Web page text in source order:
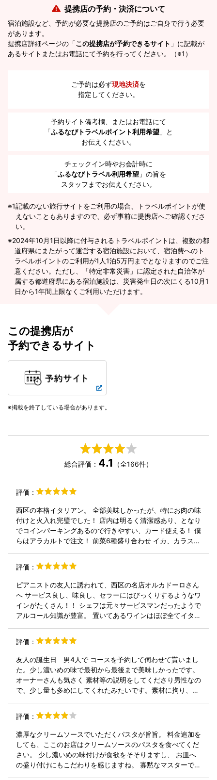
提携店の予約・決済について
宿泊施設など、予約が必要な提携店のご予約はご自身で行う必要
があります。
提携店詳細ページの「この提携店が予約できるサイト 」に記載が
あるサイトまたはお電話にて予約を行ってください。（※1）
ご予約は必ず現地決済を
指定してください。
予約サイト備考欄、またはお電話にて
「ふるなびトラベルポイント利用希望 」と
お伝えください。
チェックイン時やお会計時に
「ふるなびトラベル利用希望 」の旨を
スタッフまでお伝えください。
※1記載のない旅行サイトをご利用の場合、トラベルポイントが使
えないこともありますので、必ず事前に提携店へご確認くださ
い。
2024年10月1日以降に付与されるトラベルポイントは、複数の都
道府県にまたがって運営する宿泊施設において、宿泊費へのト
ラベルポイントのご利用が1人1泊5万円までとなりますのでご注
意ください。ただし、「特定非常災害」に認定された自治体が
属する都道府県にある宿泊施設は、災害発生日の次にくる10月1
日から1年間上限なくご利用いただけます。
この提携店が
予約できるサイト
掲載を終了している場合があります。
総合評価： 4.1 （全166件）
評価：
西区の本格イタリアン。 全部美味しかったが、特にお肉の味
付けと火入れ完璧でした！ 店内は明るく清潔感あり、となり
でコインパーキングあるので行きやすい、カード使える！ 僕
らはアラカルトで注文！ 前菜6種盛り合わせ イカ、カラスミ
店主さんからはこだわりをちゃんと感じれる本格的なお店
で、大満足。ご馳走様でした！
評価：
ピアニストの友人に誘われて、西区の名店オルカドーロさん
へ サービス良し、味良し、セラーにはびっくりするようなワ
インがたくさん！！ シェフは元々サービスマンだったようで
アルコール知識が豊富。 置いてあるワインはほぼ全てイタリ
らでは！ ディナーはワインと共に料理を食べることをおすす
めします😆
評価：
友人の誕生日 男4人で コースを予約して伺わせて貰いまし
た。少し濃いめの味で最初から最後まで美味しかったです。
オーナーさんも気さく 素材等の説明をしてくださり男性なの
で、少し量も多めにしてくれたみたいです。素材に拘り、ど
せて頂きました。また、行きたいと思うお店です。ありがと
うございました。
評価：
濃厚なクリームソースでいただくパスタが旨旨。 料金追加を
しても、ここのお店はクリームソースのパスタを食べてくだ
さい。 少し濃いめの味付けが食欲をそそりますし、 お皿へ
の盛り付けにもこだわりを感じますね。 寡黙なマスターです